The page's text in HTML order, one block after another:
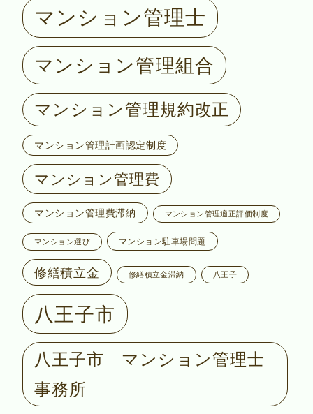
マンション管理士
マンション管理組合
マンション管理規約改正
マンション管理計画認定制度
マンション管理費
マンション管理費滞納 マンション管理適正評価制度
マンション選び マンション駐車場問題
修繕積立金 修繕積立金滞納 八王子
八王子市
八王子市 マンション管理士
事務所